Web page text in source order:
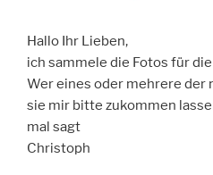
Hallo Ihr Lieben,
ich sammele die Fotos für
Wer eines oder mehrere der
sie mir bitte zukommen
mal sagt
Christoph